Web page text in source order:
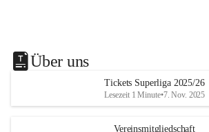
Über uns
Tickets Superliga 2025/26
Lesezeit 1 Minute•7. Nov. 2025
Vereinsmitgliedschaft